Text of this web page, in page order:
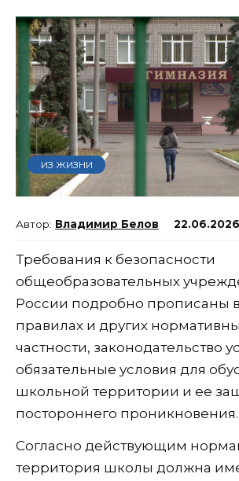
ИЗ ЖИЗНИ
Владимир Белов
Требования к безопасности
общеобразовательных
России подробно прописаны
правилах и других
частности, законодательство
обязательные условия для
школьной территории и ее
постороннего проникновения.
Согласно действующим
территория школы должна